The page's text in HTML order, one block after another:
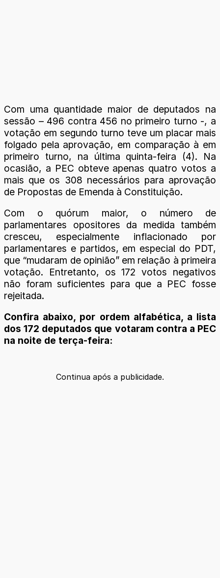
Com uma quantidade maior de deputados na
sessão – 496 contra 456 no primeiro turno -, a
votação em segundo turno teve um placar mais
folgado pela aprovação, em comparação à em
primeiro turno, na última quinta-feira (4). Na
ocasião, a PEC obteve apenas quatro votos a
mais que os 308 necessários para aprovação
de Propostas de Emenda à Constituição.
Com o quórum maior, o número de
parlamentares opositores da medida também
cresceu, especialmente inflacionado por
parlamentares e partidos, em especial do PDT,
que “mudaram de opinião” em relação à primeira
votação. Entretanto, os 172 votos negativos
não foram suficientes para que a PEC fosse
rejeitada.
Confira abaixo, por ordem alfabética, a lista
dos 172 deputados que votaram contra a PEC
na noite de terça-feira:
Continua após a publicidade.